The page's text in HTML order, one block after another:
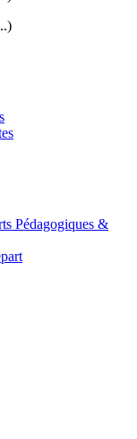
Pédagogiques &